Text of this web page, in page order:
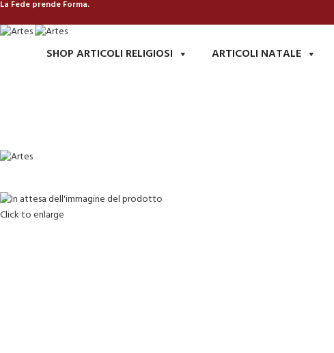
La Fede prende Forma.
SHOP ARTICOLI RELIGIOSI ARTICOLI NATALE
Click to enlarge